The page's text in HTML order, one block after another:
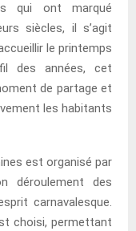
qui ont marqué
siècles, il s’agit
le printemps
des années, cet
de partage et
les habitants
est organisé par
déroulement des
carnavalesque.
choisi, permettant